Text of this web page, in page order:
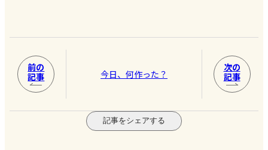
前の
記事
今日、何作った？
次の
記事
記事をシェアする